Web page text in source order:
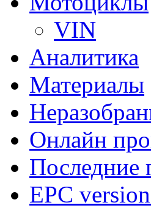
VIN
Аналитика
Материалы
Онлайн
Последние
EPC